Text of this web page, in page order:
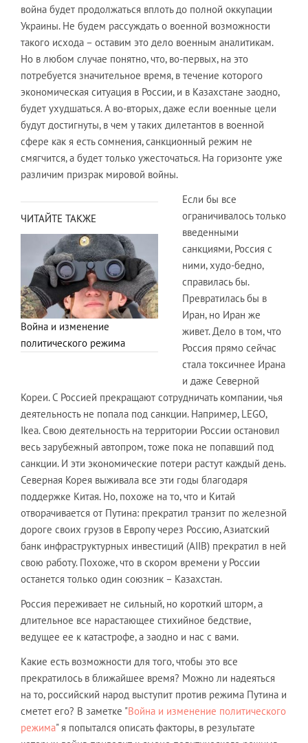
война будет продолжаться вплоть до полной оккупации
Украины. Не будем рассуждать о военной возможности
такого исхода – оставим это дело военным аналитикам.
Но в любом случае понятно, что, во-первых, на это
потребуется значительное время, в течение которого
экономическая ситуация в России, и в Казахстане заодно,
будет ухудшаться. А во-вторых, даже если военные цели
будут достигнуты, в чем у таких дилетантов в военной
сфере как я есть сомнения, санкционный режим не
смягчится, а будет только ужесточаться. На горизонте уже
различим призрак мировой войны.
ЧИТАЙТЕ ТАКЖЕ
Война и изменение
политического режима
Если бы все
ограничивалось только
введенными
санкциями, Россия с
ними, худо-бедно,
справилась бы.
Превратилась бы в
Иран, но Иран же
живет. Дело в том, что
Россия прямо сейчас
стала токсичнее Ирана
и даже Северной
Кореи. С Россией прекращают сотрудничать компании, чья
деятельность не попала под санкции. Например, LEGO,
Ikea. Свою деятельность на территории России остановил
весь зарубежный автопром, тоже пока не попавший под
санкции. И эти экономические потери растут каждый день.
Северная Корея выживала все эти годы благодаря
поддержке Китая. Но, похоже на то, что и Китай
отворачивается от Путина: прекратил транзит по железной
дороге своих грузов в Европу через Россию, Азиатский
банк инфраструктурных инвестиций (AIIB) прекратил в ней
свою работу. Похоже, что в скором времени у России
останется только один союзник – Казахстан.
Россия переживает не сильный, но короткий шторм, а
длительное все нарастающее стихийное бедствие,
ведущее ее к катастрофе, а заодно и нас с вами.
Какие есть возможности для того, чтобы это все
прекратилось в ближайшее время? Можно ли надеяться
на то, российский народ выступит против режима Путина и
сметет его? В заметке "Война и изменение политического
режима" я попытался описать факторы, в результате